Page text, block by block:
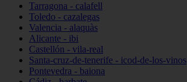
Tarragona - calafell
Toledo - cazalegas
Valencia - alaquàs
Alicante - ibi
Castellón - vila-real
Santa-cruz-de-tenerife - icod-de-los-vinos
Pontevedra - baiona